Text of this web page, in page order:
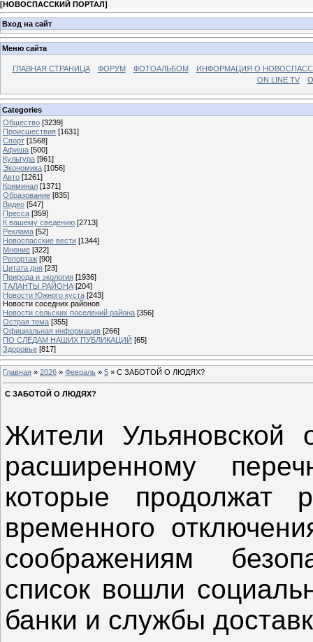
[НОВОСПАССКИЙ ПОРТАЛ]
Вход на сайт
Меню сайта
ГЛАВНАЯ СТРАНИЦА ФОРУМ ФОТОАЛЬБОМ
ИНФОРМАЦИЯ О
ON LINE TV
Categories
Общество [3239]
Происшествия [1631]
Спорт [1568]
Афиша [500]
Культура [961]
Экономика [1056]
Авто [1261]
Криминал [1371]
Образование [835]
Видео [547]
Пресса [359]
К вашему сведению [2713]
Реклама [52]
Новоспасские вести [1344]
Мнение [322]
Репортаж [90]
Цитата дня [23]
Природа и экология [1936]
ТАЛАНТЫ РАЙОНА [204]
Новости Южного куста [243]
Новости соседних районов
Новости сельских поселений района [356]
Острая тема [355]
Официальная информация [266]
ПО СЛЕДАМ НАШИХ ПУБЛИКАЦИЙ [65]
Здоровье [817]
Главная » 2026 » Февраль » 5 » С ЗАБОТОЙ О ЛЮДЯХ?
С ЗАБОТОЙ О ЛЮДЯХ?
Жители Ульяновской
расширенному
которые продолжат
временного
соображениям
список вошли
банки и службы